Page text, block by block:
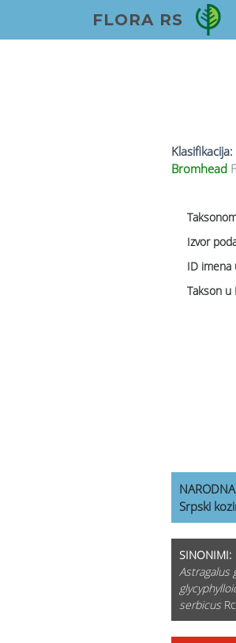
FLORA RS
Klasifikacija:
Bromhead
Izvor
ID imena
Takson u
Srpski
SINONIMI:
Astragalus
serbicus